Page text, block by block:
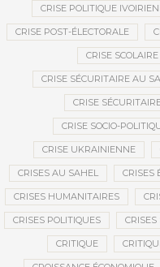
CRISE POLITIQUE
CRISE POST-ÉLECTORALE
CRISE SCOLAIRE
CRISE SÉCURITAIRE AU
CRISE
CRISE SOCIO-
CRISE UKRAINIENNE
CRISES AU SAHEL CRISES
CRISES HUMANITAIRES
CRISES POLITIQUES CRISES
CRITIQUE